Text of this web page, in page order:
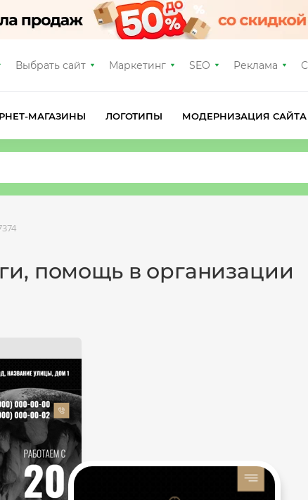
Выбрать сайт Маркетинг SEO Реклама
МАГАЗИНЫ ЛОГОТИПЫ МОДЕРНИЗАЦИЯ САЙТА
помощь в организации